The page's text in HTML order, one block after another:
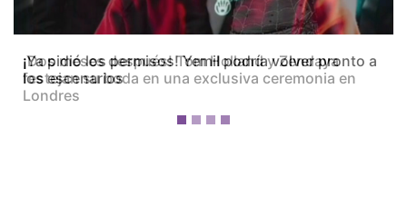
¡Dos meses después! Tom Holland y Zendaya
festejan su boda en una exclusiva ceremonia en
Londres